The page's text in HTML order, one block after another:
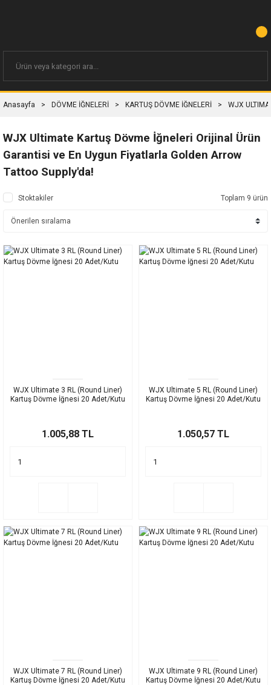
Anasayfa DÖVME İĞNELERİ KARTUŞ DÖVME İĞNELERİ WJX
WJX Ultimate Kartuş Dövme İğneleri Orijinal Ürün
Garantisi ve En Uygun Fiyatlarla Golden Arrow
Tattoo Supply'da!
Stoktakiler Toplam 9 ürün
WJX Ultimate 3 RL (Round Liner)
Kartuş Dövme İğnesi 20 Adet/Kutu
1.005,88 TL
WJX Ultimate 5 RL (Round Liner)
Kartuş Dövme İğnesi 20 Adet/Kutu
1.050,57 TL
WJX Ultimate 7 RL (Round Liner)
Kartuş Dövme İğnesi 20 Adet/Kutu
WJX Ultimate 9 RL (Round Liner)
Kartuş Dövme İğnesi 20 Adet/Kutu